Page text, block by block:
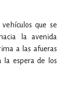
que se
la avenida
a las afueras
la espera de los